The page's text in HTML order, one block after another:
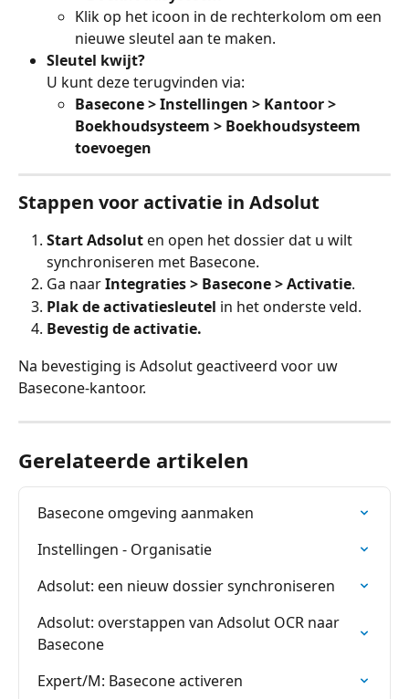
Klik op het icoon in de rechterkolom om een
nieuwe sleutel aan te maken.
Sleutel kwijt?
U kunt deze terugvinden via:
Basecone > Instellingen > Kantoor >
Boekhoudsysteem > Boekhoudsysteem
toevoegen
Stappen voor activatie in Adsolut
Start Adsolut en open het dossier dat u wilt
synchroniseren met Basecone.
Ga naar Integraties > Basecone > Activatie.
Plak de activatiesleutel in het onderste veld.
Bevestig de activatie.
Na bevestiging is Adsolut geactiveerd voor uw
Basecone-kantoor.
Gerelateerde artikelen
Basecone omgeving aanmaken
Instellingen - Organisatie
Adsolut: een nieuw dossier synchroniseren
Adsolut: overstappen van Adsolut OCR naar
Basecone
Expert/M: Basecone activeren